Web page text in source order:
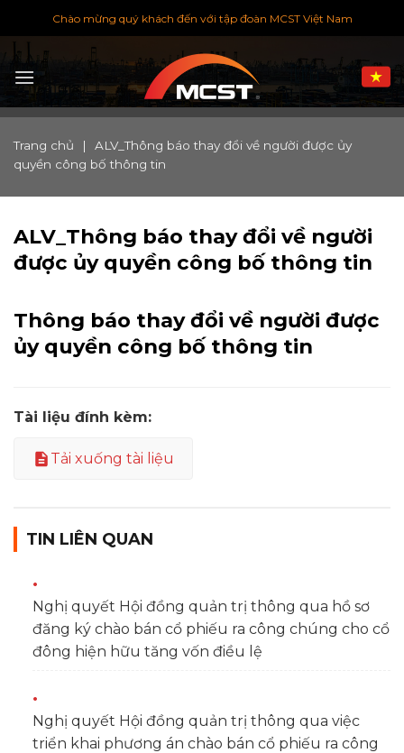
đến
nội
dung
Chào mừng quý khách đến với tập đoàn MCST Việt Nam
Trang chủ |
ALV_Thông báo thay đổi về người được ủy
quyền công bố thông tin
ALV_Thông báo thay đổi về người
được ủy quyền công bố thông tin
Thông báo thay đổi về người được
ủy quyền công bố thông tin
Tài liệu đính kèm:
Tải xuống tài liệu
TIN LIÊN QUAN
Nghị quyết Hội đồng quản trị thông qua hồ sơ
đăng ký chào bán cổ phiếu ra công chúng cho cổ
đông hiện hữu tăng vốn điều lệ
Nghị quyết Hội đồng quản trị thông qua việc
triển khai phương án chào bán cổ phiếu ra công